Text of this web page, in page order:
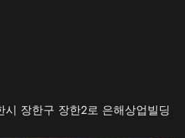
장한구 장한2로 은해상업빌딩